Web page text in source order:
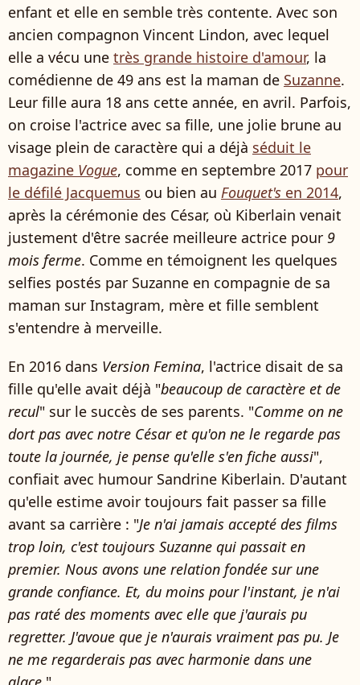
enfant et elle en semble très contente. Avec son
ancien compagnon Vincent Lindon, avec lequel
elle a vécu une très grande histoire d'amour, la
comédienne de 49 ans est la maman de Suzanne.
Leur fille aura 18 ans cette année, en avril. Parfois,
on croise l'actrice avec sa fille, une jolie brune au
visage plein de caractère qui a déjà séduit le
magazine Vogue, comme en septembre 2017 pour
le défilé Jacquemus ou bien au Fouquet's en 2014,
après la cérémonie des César, où Kiberlain venait
justement d'être sacrée meilleure actrice pour 9
mois ferme. Comme en témoignent les quelques
selfies postés par Suzanne en compagnie de sa
maman sur Instagram, mère et fille semblent
s'entendre à merveille.
En 2016 dans Version Femina, l'actrice disait de sa
fille qu'elle avait déjà "beaucoup de caractère et de
recul" sur le succès de ses parents. "Comme on ne
dort pas avec notre César et qu'on ne le regarde pas
toute la journée, je pense qu'elle s'en fiche aussi",
confiait avec humour Sandrine Kiberlain. D'autant
qu'elle estime avoir toujours fait passer sa fille
avant sa carrière : "Je n'ai jamais accepté des films
trop loin, c'est toujours Suzanne qui passait en
premier. Nous avons une relation fondée sur une
grande confiance. Et, du moins pour l'instant, je n'ai
pas raté des moments avec elle que j'aurais pu
regretter. J'avoue que je n'aurais vraiment pas pu. Je
ne me regarderais pas avec harmonie dans une